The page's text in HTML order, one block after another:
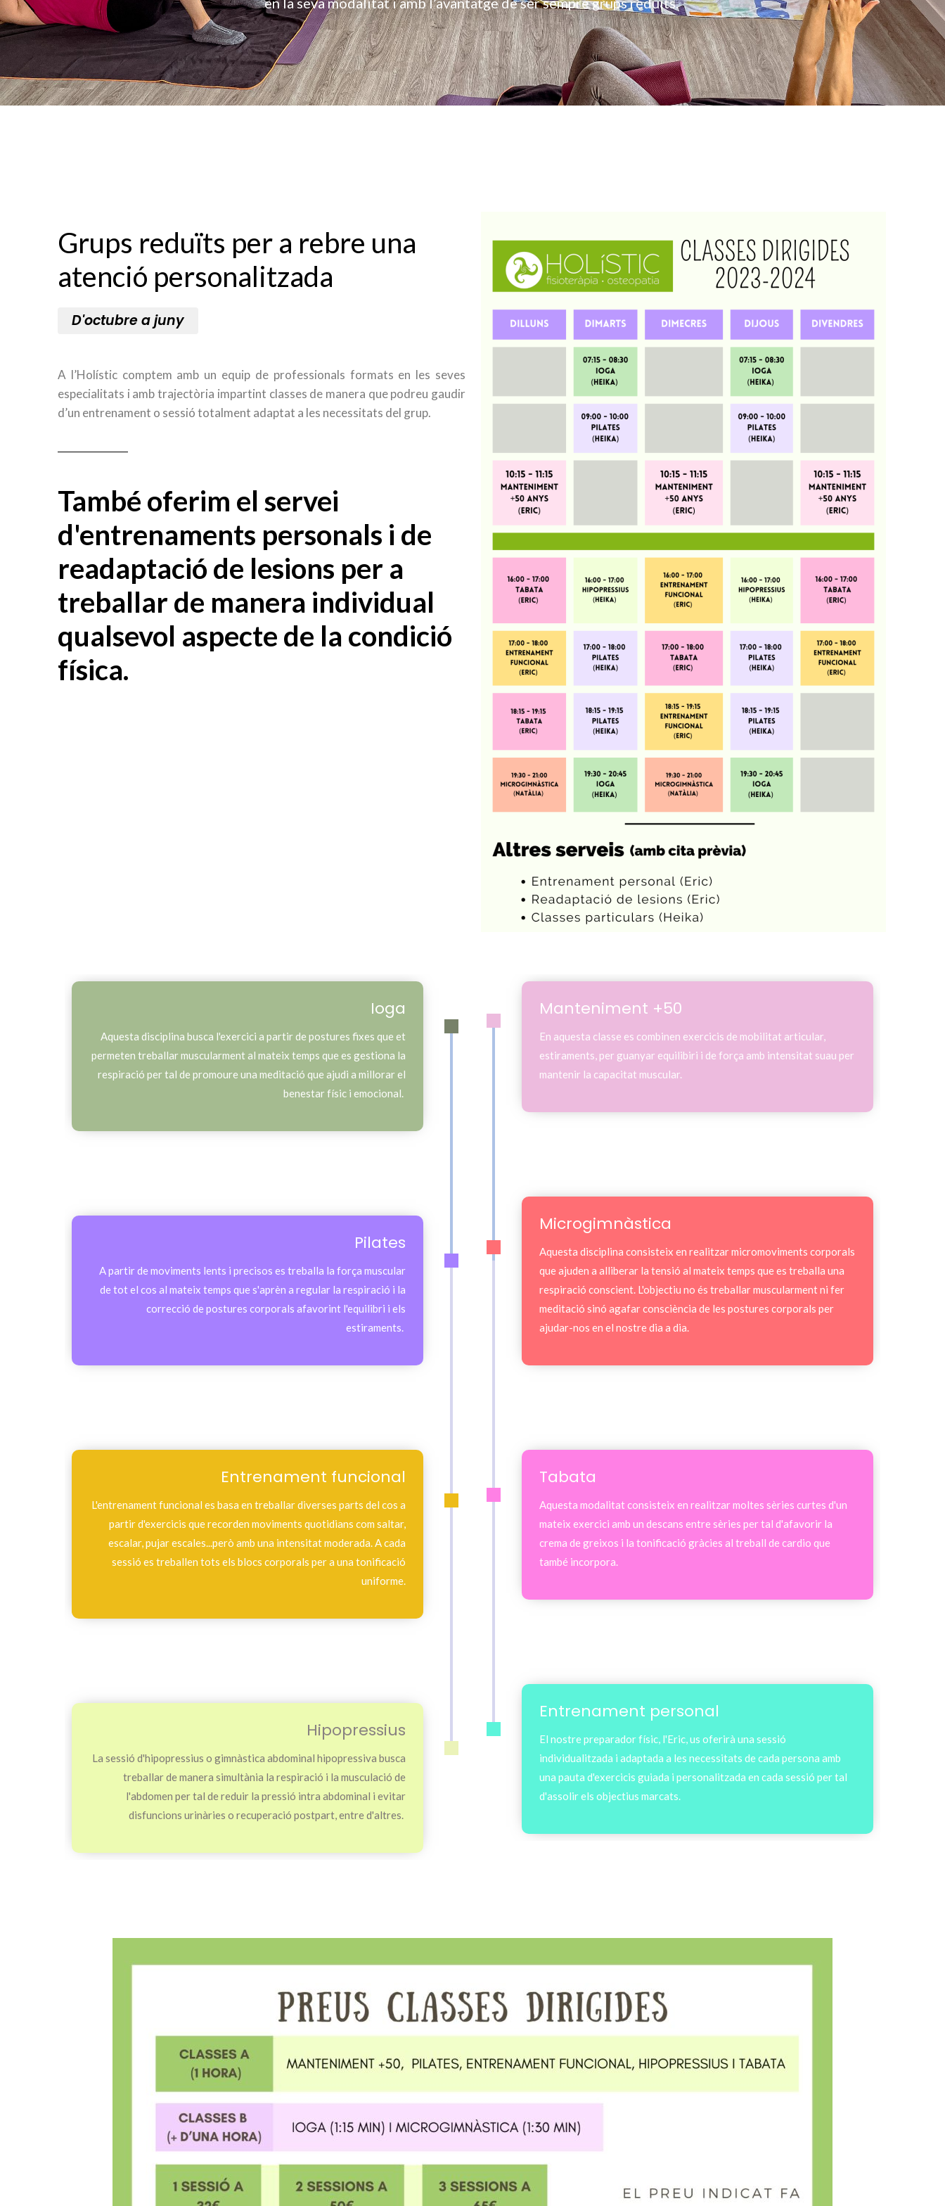
Grups reduïts per a rebre una
atenció personalitzada
D'octubre a juny
A l’Holístic comptem amb un equip de professionals formats en les seves
especialitats i amb trajectòria impartint classes de manera que podreu gaudir
d’un entrenament o sessió totalment adaptat a les necessitats del grup.
També oferim el servei
d'entrenaments personals i de
readaptació de lesions per a
treballar de manera individual
qualsevol aspecte de la condició
física.
Ioga
Aquesta disciplina busca l'exercici a partir de postures fixes que et
permeten treballar muscularment al mateix temps que es gestiona la
respiració per tal de promoure una meditació que ajudi a millorar el
benestar físic i emocional.
Pilates
A partir de moviments lents i precisos es treballa la força muscular
de tot el cos al mateix temps que s'aprèn a regular la respiració i la
correcció de postures corporals afavorint l'equilibri i els
estiraments.
Entrenament funcional
L'entrenament funcional es basa en treballar diverses parts del cos a
partir d'exercicis que recorden moviments quotidians com saltar,
escalar, pujar escales...però amb una intensitat moderada. A cada
sessió es treballen tots els blocs corporals per a una tonificació
uniforme.
Hipopressius
La sessió d'hipopressius o gimnàstica abdominal hipopressiva busca
treballar de manera simultània la respiració i la musculació de
l'abdomen per tal de reduir la pressió intra abdominal i evitar
disfuncions urinàries o recuperació postpart, entre d'altres.
Manteniment +50
En aquesta classe es combinen exercicis de mobilitat articular,
estiraments, per guanyar equilibiri i de força amb intensitat suau per
mantenir la capacitat muscular.
Microgimnàstica
Aquesta disciplina consisteix en realitzar micromoviments corporals
que ajuden a alliberar la tensió al mateix temps que es treballa una
respiració conscient. L'objectiu no és treballar muscularment ni fer
meditació sinó agafar consciència de les postures corporals per
ajudar-nos en el nostre dia a dia.
Tabata
Aquesta modalitat consisteix en realitzar moltes sèries curtes d'un
mateix exercici amb un descans entre sèries per tal d'afavorir la
crema de greixos i la tonificació gràcies al treball de cardio que
també incorpora.
Entrenament personal
El nostre preparador físic, l'Eric, us oferirà una sessió
individualitzada i adaptada a les necessitats de cada persona amb
una pauta d'exercicis guiada i personalitzada en cada sessió per tal
d'assolir els objectius marcats.